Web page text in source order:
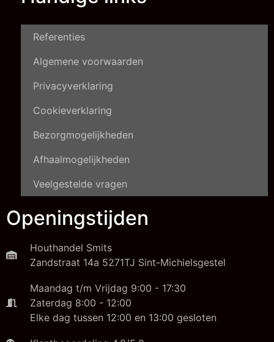
Referenties
Algemene voorwaarden
Privacyverklaring
Cookieverklaring
Bezorgmogelijkheden
Afhaalmogelijkheden
Veelgestelde vragen
Openingstijden
Houthandel Smits
Zandstraat 14a 5271TJ Sint-Michielsgestel
Maandag t/m Vrijdag 9:00 - 17:30
Zaterdag 8:00 - 12:00
Elke dag tussen 12:00 en 13:00 gesloten